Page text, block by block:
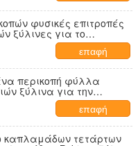
φυσικές επιτροπές
ξύλινες για το
γραφείων
επαφή
περικοπή φύλλα
ξύλινα για την
επαφή
καπλαμάδων τετάρτων